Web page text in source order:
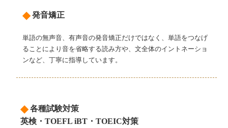
◆発音矯正
単語の無声音、有声音の発音矯正だけではなく、単語をつなげ
ることにより音を省略する読み方や、文全体のイントネーショ
ンなど、丁寧に指導しています。
◆各種試験対策
英検・TOEFL iBT・TOEIC対策